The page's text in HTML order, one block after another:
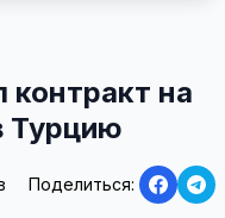
контракт на
Турцию
Поделиться: